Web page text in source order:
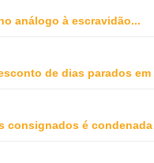
análogo à escravidão...
de dias parados
consignados é